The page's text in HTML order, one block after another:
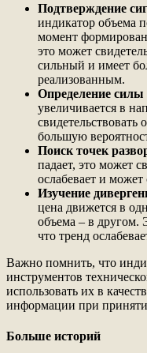
Подтверждение
индикатор объема
момент
это может
сильный и имеет
реализованным.
Определение силы
увеличивается в
большую
Поиск точек
падает, это может
ослабевает и может
Изучение
цена движется в
объема – в другом.
что тренд
Важно помнить, что
инструментов
использовать их в
информации при
Больше историй